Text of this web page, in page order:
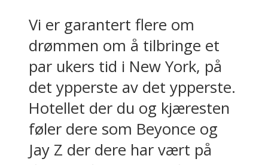
Vi er garantert flere om
drømmen om å tilbringe et
par ukers tid i New York, på
det ypperste av det ypperste.
Hotellet der du og kjæresten
føler dere som Beyonce og
Jay Z der dere har vært på